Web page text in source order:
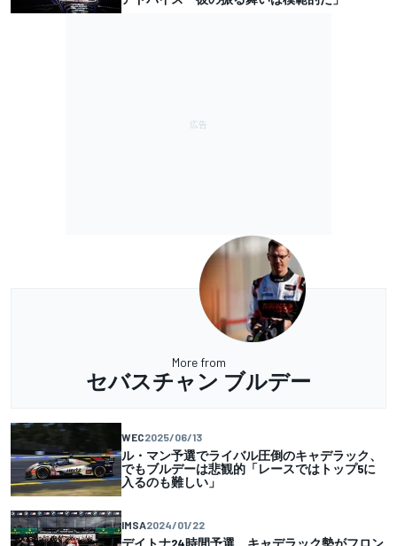
More from
セバスチャン ブルデー
WEC2025/06/13
ル・マン予選でライバル圧倒のキャデラック、
でもブルデーは悲観的「レースではトップ5に
入るのも難しい」
IMSA2024/01/22
デイトナ24時間予選、キャデラック勢がフロン